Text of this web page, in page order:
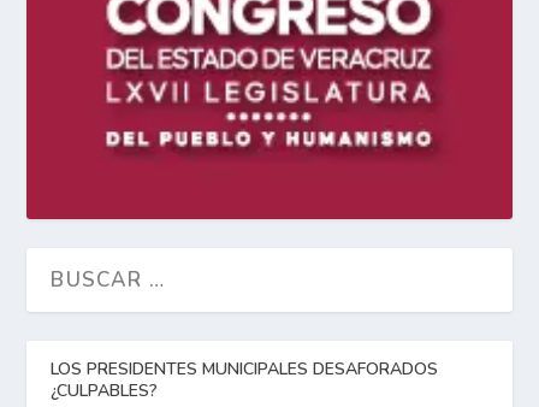
LOS PRESIDENTES MUNICIPALES DESAFORADOS
¿CULPABLES?